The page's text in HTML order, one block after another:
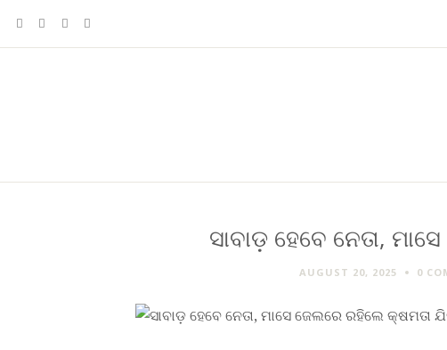
ସାବାଡ଼ ହେବେ ନେତା,
AUGUST 20, 2025 0